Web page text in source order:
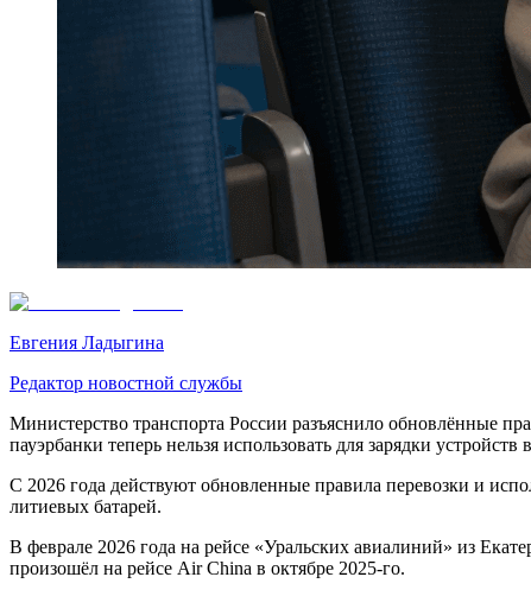
Евгения Ладыгина
Редактор новостной службы
Министерство транспорта России разъяснило обновлённые
пауэрбанки теперь нельзя использовать для зарядки
С 2026 года действуют обновленные правила перевозки и
литиевых батарей.
В феврале 2026 года на рейсе «Уральских авиалиний» из
произошёл на рейсе Air China в октябре 2025-го.